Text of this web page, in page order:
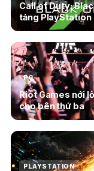
Call of Duty:
tảng PlayStation
PC
Riot Games nới
cho bên thứ ba
PLAYSTATION